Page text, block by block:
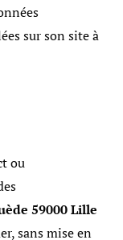
sur son site à
ou
59000 Lille
sans mise en